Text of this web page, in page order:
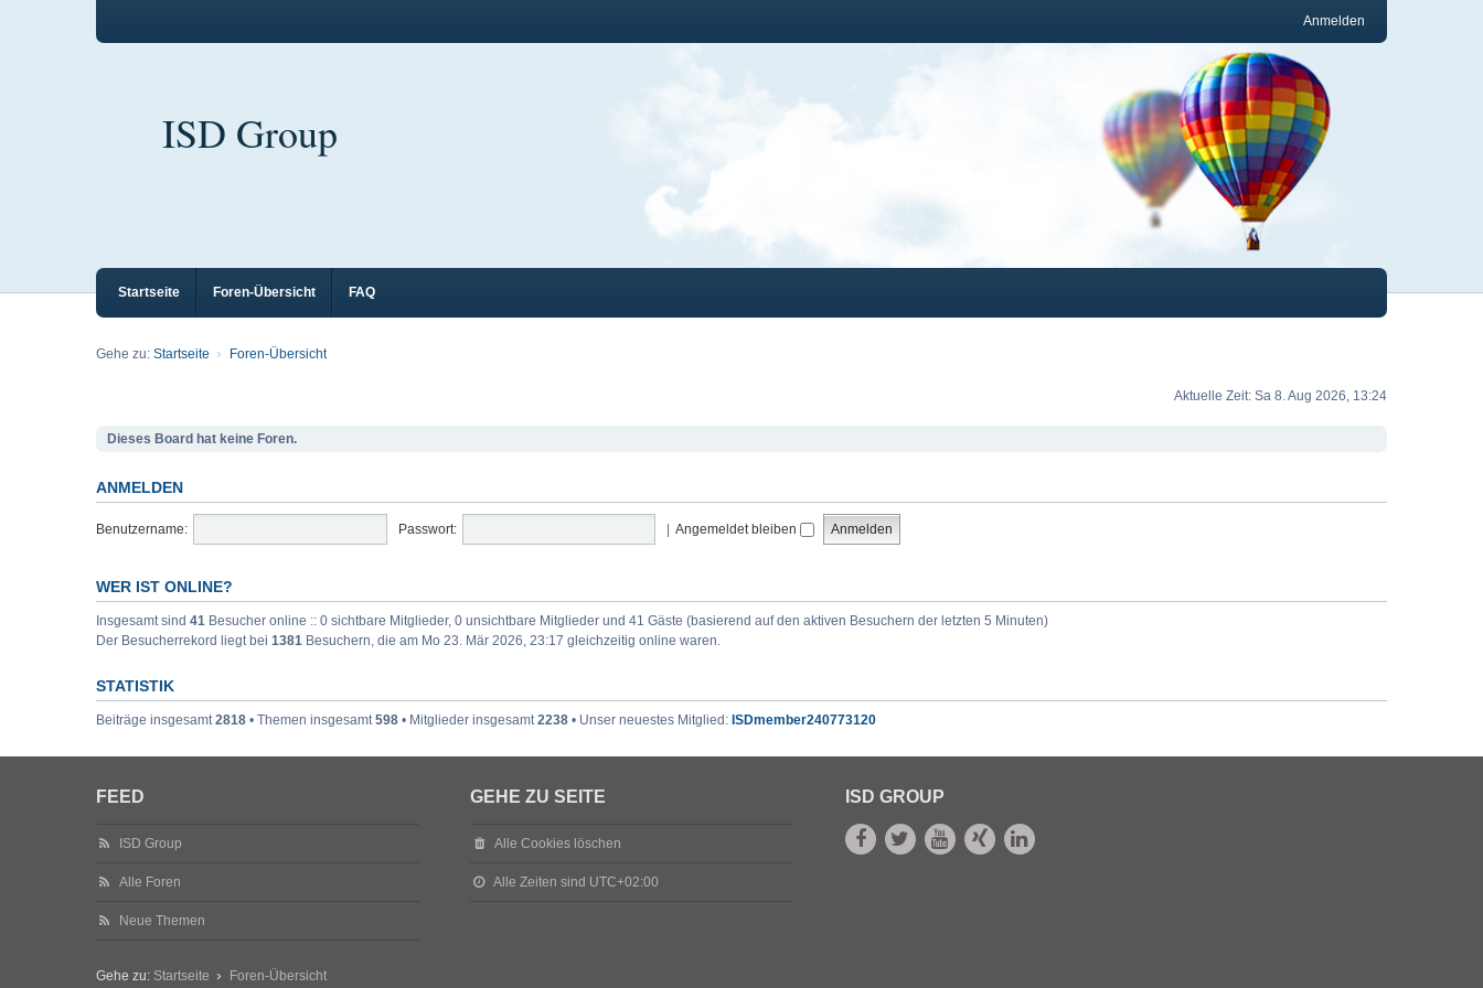
Anmelden
ISD Group
Startseite Foren-Übersicht FAQ
Gehe zu: Startseite Foren-Übersicht
Aktuelle Zeit: Sa 8. Aug 2026, 13:24
Dieses Board hat keine Foren.
ANMELDEN
Benutzername: Passwort: Angemeldet bleiben
WER IST ONLINE?
Insgesamt sind 41 Besucher online :: 0 sichtbare Mitglieder, 0 unsichtbare Mitglieder und 41 Gäste (basierend auf den aktiven Besuchern der letzten 5 Minuten)
Der Besucherrekord liegt bei 1381 Besuchern, die am Mo 23. Mär 2026, 23:17 gleichzeitig online waren.
STATISTIK
Beiträge insgesamt2818 • Themen insgesamt598 • Mitglieder insgesamt2238 • Unser neuestes Mitglied: ISDmember240773120
FEED
ISD Group
Alle Foren
Neue Themen
GEHE ZU SEITE
Alle Cookies löschen
Alle Zeiten sind UTC+02:00
ISD GROUP
Gehe zu: Startseite Foren-Übersicht